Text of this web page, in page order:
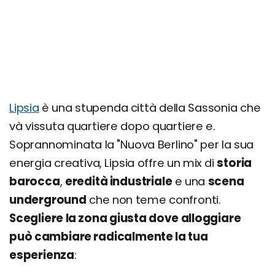
Lipsia è una stupenda città della Sassonia che
và vissuta quartiere dopo quartiere e.
Soprannominata la "Nuova Berlino" per la sua
energia creativa, Lipsia offre un mix distoria
barocca, eredità industrialee una scena
underground che non teme confronti.
Scegliere la zona giusta dove alloggiare
può cambiare radicalmente la tua
esperienza: